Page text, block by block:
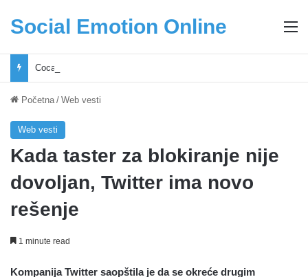
Social Emotion Online
Početna / Web vesti
Web vesti
Kada taster za blokiranje nije
dovoljan, Twitter ima novo
rešenje
1 minute read
Kompanija Twitter saopštila je da se okreće drugim